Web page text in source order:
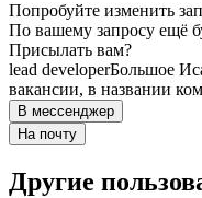
Попробуйте изменить
По вашему запросу ещё
Присылать вам?
lead developerБольшое
вакансии, в названии
В мессенджер
На почту
Другие